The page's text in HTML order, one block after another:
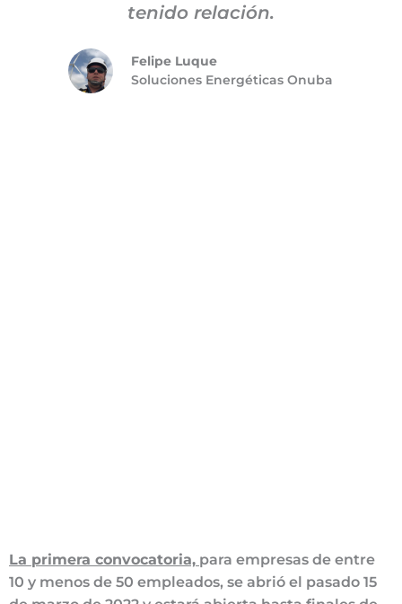
tenido relación.
Felipe Luque
Soluciones Energéticas Onuba
La primera convocatoria, para empresas de entre
10 y menos de 50 empleados, se abrió el pasado 15